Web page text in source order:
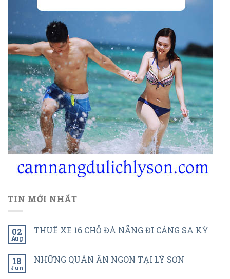
TIN MỚI NHẤT
02
Aug
THUÊ XE 16 CHỖ ĐÀ NẴNG ĐI CẢNG SA KỲ
18
Jun
NHỮNG QUÁN ĂN NGON TẠI LÝ SƠN